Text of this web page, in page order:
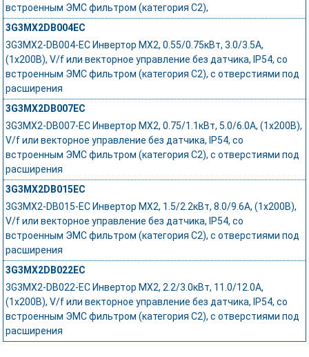
встроенным ЭМС фильтром (категория C2),
3G3MX2DB004EC
3G3MX2-DB004-EC Инвертор MX2, 0.55/0.75кВт, 3.0/3.5А,
(1x200В), V/f или векторное управление без датчика, IP54, со
встроенным ЭМС фильтром (категория C2), с отверстиями под
расширения
3G3MX2DB007EC
3G3MX2-DB007-EC Инвертор MX2, 0.75/1.1кВт, 5.0/6.0А, (1x200В),
V/f или векторное управление без датчика, IP54, со
встроенным ЭМС фильтром (категория C2), с отверстиями под
расширения
3G3MX2DB015EC
3G3MX2-DB015-EC Инвертор MX2, 1.5/2.2кВт, 8.0/9.6А, (1x200В),
V/f или векторное управление без датчика, IP54, со
встроенным ЭМС фильтром (категория C2), с отверстиями под
расширения
3G3MX2DB022EC
3G3MX2-DB022-EC Инвертор MX2, 2.2/3.0кВт, 11.0/12.0А,
(1x200В), V/f или векторное управление без датчика, IP54, со
встроенным ЭМС фильтром (категория C2), с отверстиями под
расширения